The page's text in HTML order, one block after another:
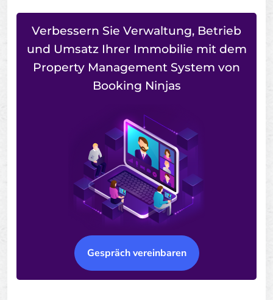
Verbessern Sie Verwaltung, Betrieb
und Umsatz Ihrer Immobilie mit dem
Property Management System von
Booking Ninjas
Gespräch vereinbaren